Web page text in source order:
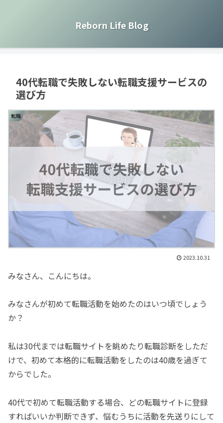
Reborn Life Blog
40代転職で失敗しない転職支援サービスの
選び方
転職
2023.10.31
みなさん、こんにちは。
みなさんが初めて転職活動を始めたのはいつ頃でしょう
か？
私は30代までは転職サイトを眺めたり転職診断をしただ
けで、初めて本格的に転職活動をしたのは40歳を過ぎて
からでした。
40代で初めて転職活動する場合、どの転職サイトに登録
すればいいか判断できず、悩むうちに活動を先送りにして